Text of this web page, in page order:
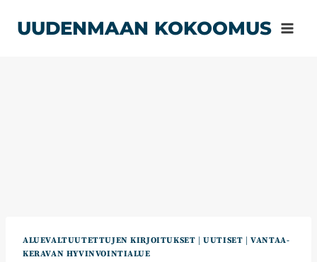
sisältöön
UUDENMAAN KOKOOMUS
ALUEVALTUUTETTUJEN KIRJOITUKSET |UUTISET |VANTAA-
KERAVAN HYVINVOINTIALUE